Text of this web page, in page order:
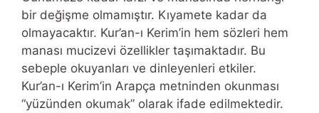
bir değişme olmamıştır. Kıyamete kadar da
olmayacaktır. Kur’an-ı Kerim’in hem sözleri hem
manası mucizevi özellikler taşımaktadır. Bu
sebeple okuyanları ve dinleyenleri etkiler.
Kur’an-ı Kerim’in Arapça metninden okunması
“yüzünden okumak” olarak ifade edilmektedir.